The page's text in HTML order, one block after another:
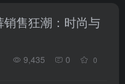
售狂潮：时尚与
9,435 0 0